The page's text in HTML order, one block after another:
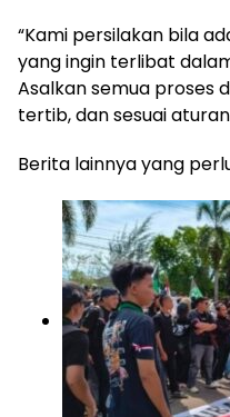
“Kami persilakan bila
yang ingin terlibat
Asalkan semua proses
tertib, dan sesuai
Berita lainnya yang